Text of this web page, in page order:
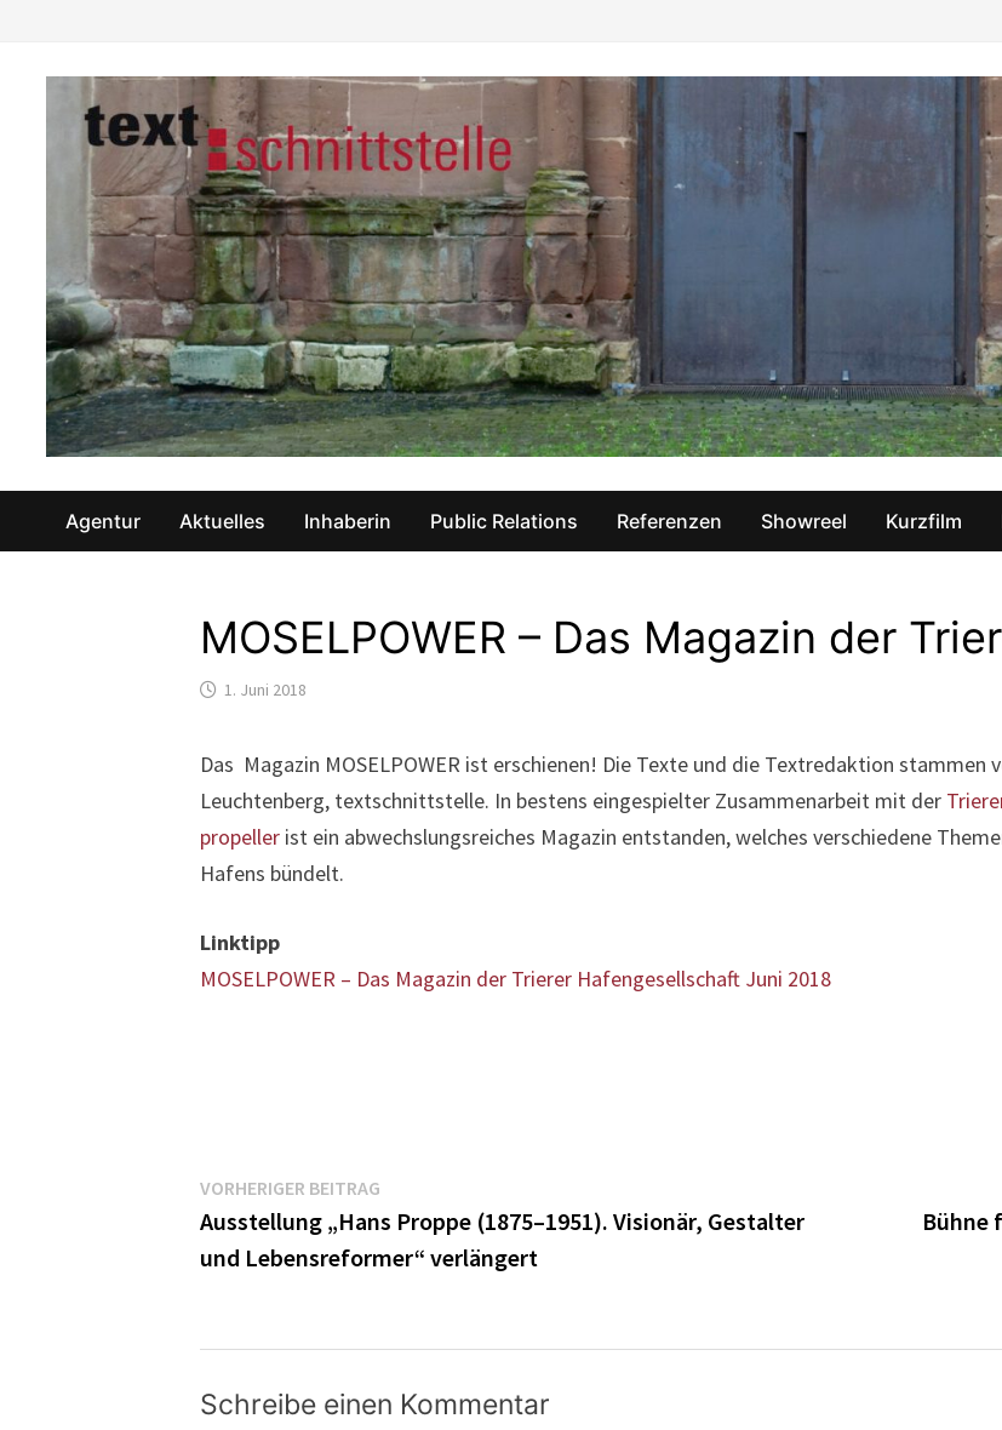
springen
Agentur Aktuelles Inhaberin Public Relations Referenzen Showreel Kurzfilm
MOSELPOWER – Das Magazin der
1. Juni 2018
Das Magazin MOSELPOWER ist erschienen! Die Texte und die Textredaktion stammen
Leuchtenberg, textschnittstelle. In bestens eingespielter Zusammenarbeit mit der
propeller ist ein abwechslungsreiches Magazin entstanden, welches verschiedene
Hafens bündelt.
Linktipp
MOSELPOWER – Das Magazin der Trierer Hafengesellschaft Juni 2018
Beitragsnavigation
VORHERIGER BEITRAG
Beitrag:
Ausstellung „Hans Proppe (1875–1951). Visionär, Gestalter
und Lebensreformer“ verlängert
Bühne
Schreibe einen Kommentar